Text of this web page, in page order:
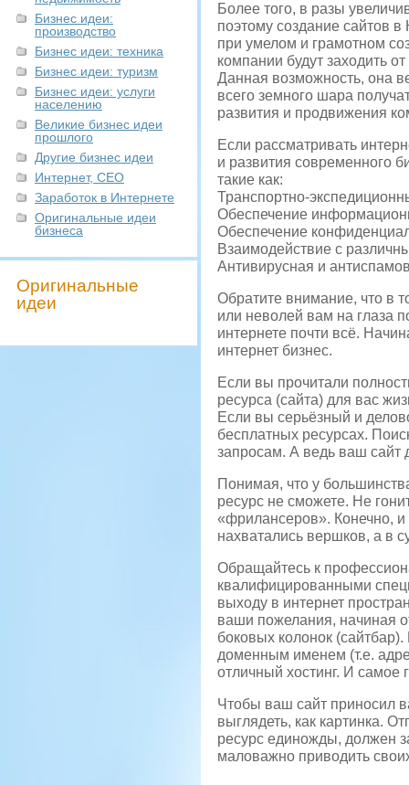
Бизнес идеи:
производство
Бизнес идеи: техника
Бизнес идеи: туризм
Бизнес идеи: услуги
населению
Великие бизнес идеи
прошлого
Другие бизнес идеи
Интернет, СЕО
Заработок в Интернете
Оригинальные идеи
бизнеса
Оригинальные
идеи
Более того, в разы
поэтому создание сайтов
при умелом и грамотном
компании будут заходить
Данная возможность, она
всего земного шара
развития и продвижения
Если рассматривать
и развития современного
такие как:
Транспортно-
Обеспечение
Обеспечение
Взаимодействие с
Антивирусная и
Обратите внимание, что в
или неволей вам на глаза
интернете почти всё.
интернет бизнес.
Если вы прочитали
ресурса (сайта) для вас
Если вы серьёзный и
бесплатных ресурсах.
запросам. А ведь ваш сайт
Понимая, что у
ресурс не сможете. Не
«фрилансеров». Конечно, и
нахватались вершков, а в
Обращайтесь к
квалифицированными
выходу в интернет
ваши пожелания, начиная
боковых колонок
доменным именем (т.е.
отличный хостинг. И самое
Чтобы ваш сайт приносил
выглядеть, как картинка.
ресурс единожды, должен
маловажно приводить